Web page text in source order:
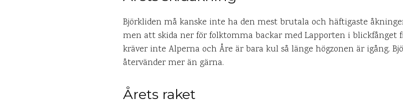
Björkliden må kanske inte ha den mest brutala och häftigaste
men att skida ner för folktomma backar med Lapporten i blickfånget
kräver inte Alperna och Åre är bara kul så länge högzonen är igång.
återvänder mer än gärna.
Årets raket